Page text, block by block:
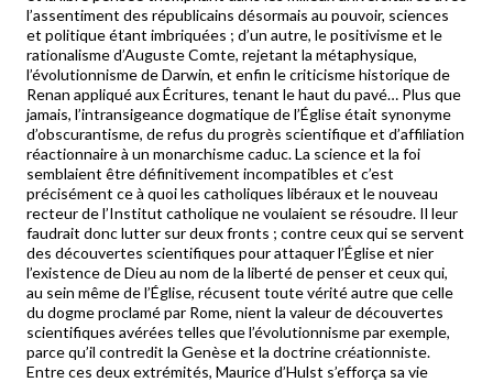
l’assentiment des républicains désormais au pouvoir, sciences
et politique étant imbriquées ; d’un autre, le positivisme et le
rationalisme d’Auguste Comte, rejetant la métaphysique,
l’évolutionnisme de Darwin, et enfin le criticisme historique de
Renan appliqué aux Écritures, tenant le haut du pavé… Plus que
jamais, l’intransigeance dogmatique de l’Église était synonyme
d’obscurantisme, de refus du progrès scientifique et d’affiliation
réactionnaire à un monarchisme caduc. La science et la foi
semblaient être définitivement incompatibles et c’est
précisément ce à quoi les catholiques libéraux et le nouveau
recteur de l’Institut catholique ne voulaient se résoudre. Il leur
faudrait donc lutter sur deux fronts ; contre ceux qui se servent
des découvertes scientifiques pour attaquer l’Église et nier
l’existence de Dieu au nom de la liberté de penser et ceux qui,
au sein même de l’Église, récusent toute vérité autre que celle
du dogme proclamé par Rome, nient la valeur de découvertes
scientifiques avérées telles que l’évolutionnisme par exemple,
parce qu’il contredit la Genèse et la doctrine créationniste.
Entre ces deux extrémités, Maurice d’Hulst s’efforça sa vie